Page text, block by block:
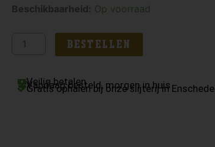
Beschikbaarheid: Op voorraad
Cazes
grenat
BESTELLEN
Veilig betalen
Vandaag besteld, morgen in huis
Gratis ophalen bij onze slijterij in Enschede